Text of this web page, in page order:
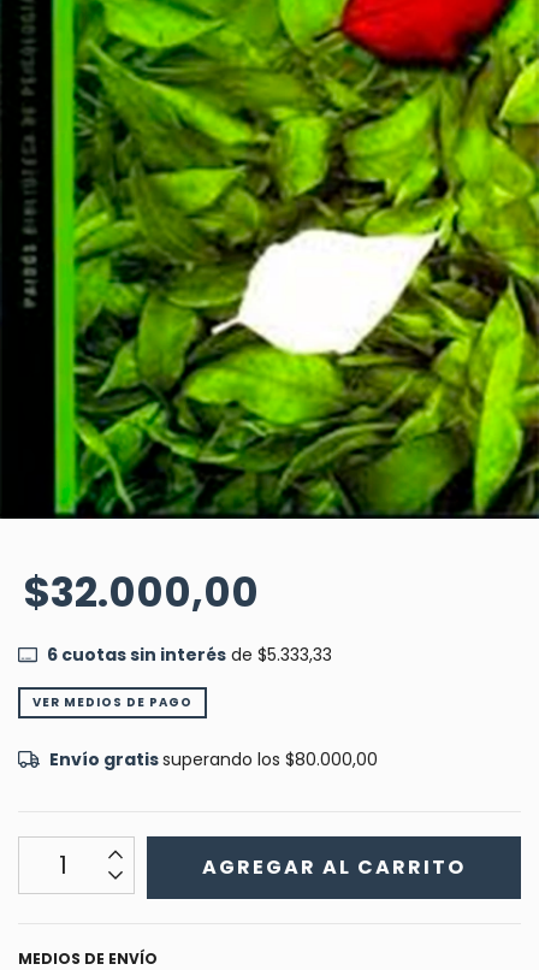
$32.000,00
6cuotas sin interésde $5.333,33
VER MEDIOS DE PAGO
Envío gratissuperando los $80.000,00
MEDIOS DE ENVÍO